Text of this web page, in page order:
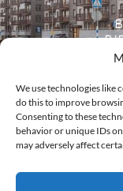
We use technologies like
do this to improve
Consenting to these
behavior or unique IDs
may adversely affect